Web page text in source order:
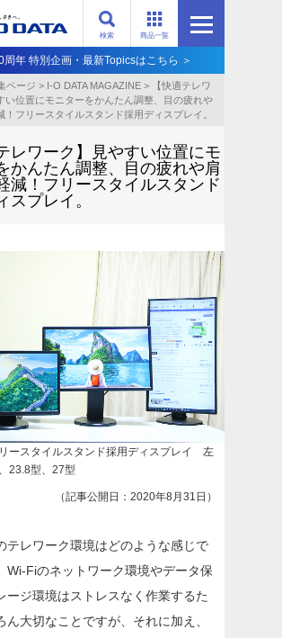
商品一覧
検索
周年 特別企画・最新Topicsはこちら ＞
ページ > I-O DATA MAGAZINE >
【快適テレワ
い位置にモニターをかんたん調整、目の疲れや
！フリースタイルスタンド採用ディスプレイ。
レワーク】見やすい位置にモ
かんたん調整、目の疲れや肩
減！フリースタイルスタンド
スプレイ。
リースタイルスタンド採用ディスプレイ 左
23.8型、27型
（記事公開日：2020年8月31日）
テレワーク環境はどのような感じで
Wi-Fiのネットワーク環境やデータ保
ージ環境はストレスなく作業するた
ん大切なことですが、それに加え、